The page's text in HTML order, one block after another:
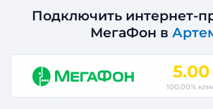
Подключить интернет-
МегаФон в
5.00
100,00%